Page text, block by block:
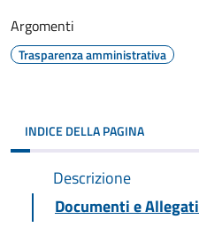
Argomenti
Trasparenza amministrativa
INDICE DELLA PAGINA
Descrizione
Documenti e Allegati